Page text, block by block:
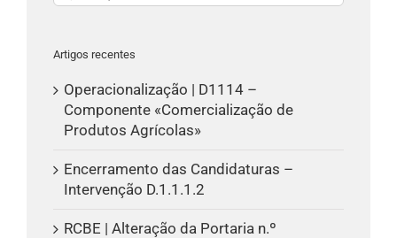
Artigos recentes
Operacionalização | D1114 –
Componente «Comercialização de
Produtos Agrícolas»
Encerramento das Candidaturas –
Intervenção D.1.1.1.2
RCBE | Alteração da Portaria n.º